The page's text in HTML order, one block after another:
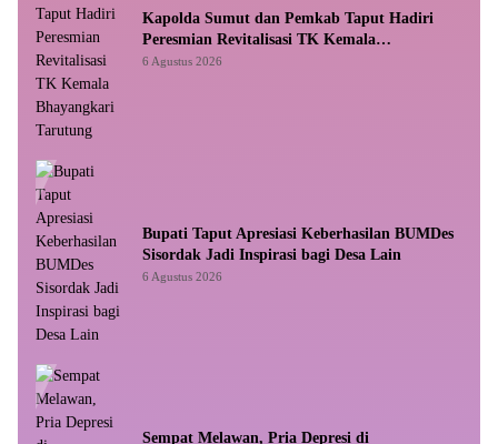
Kapolda Sumut dan Pemkab Taput Hadiri
Peresmian Revitalisasi TK Kemala
Bhayangkari Tarutung
6 Agustus 2026
Bupati Taput Apresiasi Keberhasilan BUMDes
Sisordak Jadi Inspirasi bagi Desa Lain
6 Agustus 2026
Sempat Melawan, Pria Depresi di